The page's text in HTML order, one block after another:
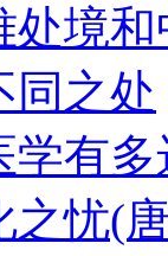
处境
同之处
学有
之忧(